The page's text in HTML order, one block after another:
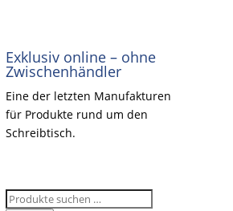
Exklusiv online – ohne
Zwischenhändler
Eine der letzten Manufakturen
für Produkte rund um den
Schreibtisch.
Suchen